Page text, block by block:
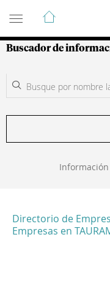
Guía de
Buscador de
Directorio de
Empresas en